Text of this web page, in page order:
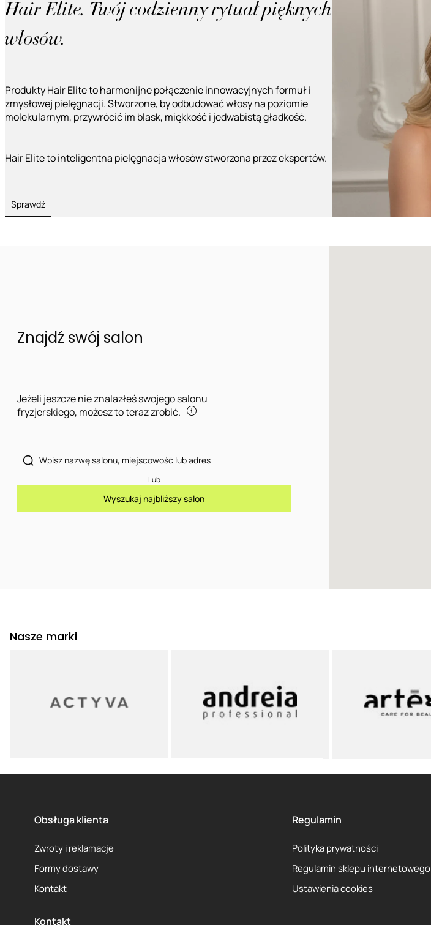
Hair Elite. Twój codzienny rytuał pięknych
włosów.
Produkty Hair Elite to harmonijne połączenie innowacyjnych formuł i
zmysłowej pielęgnacji. Stworzone, by odbudować włosy na poziomie
molekularnym, przywrócić im blask, miękkość i jedwabistą gładkość.
Hair Elite to inteligentna pielęgnacja włosów stworzona przez ekspertów.
Sprawdź
Znajdź swój salon
Jeżeli jeszcze nie znalazłeś swojego salonu
fryzjerskiego, możesz to teraz zrobić.
Lub
Wyszukaj najbliższy salon
Nasze marki
Obsługa klienta
Zwroty i reklamacje
Formy dostawy
Kontakt
Regulamin
Polityka prywatności
Regulamin sklepu internetowego
Ustawienia cookies
Kontakt